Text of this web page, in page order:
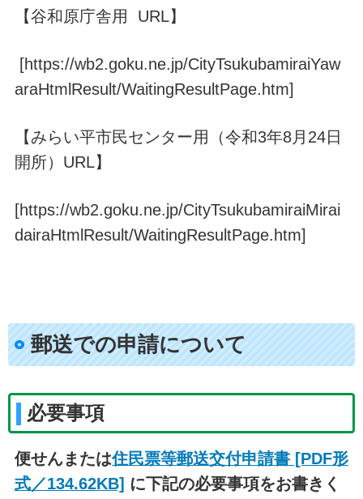
【谷和原庁舎用 URL】
[https://wb2.goku.ne.jp/CityTsukubamiraiYaw
araHtmlResult/WaitingResultPage.htm]
【みらい平市民センター用（令和3年8月24日
開所）URL】
[https://wb2.goku.ne.jp/CityTsukubamiraiMirai
dairaHtmlResult/WaitingResultPage.htm]
郵送での申請について
必要事項
便せんまたは住民票等郵送交付申請書 [PDF形
式／134.62KB] に下記の必要事項をお書きく